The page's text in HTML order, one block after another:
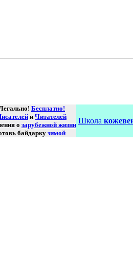
Бесплатно!
и Читателей
о зарубежной жизни
байдаркузимой
Школа